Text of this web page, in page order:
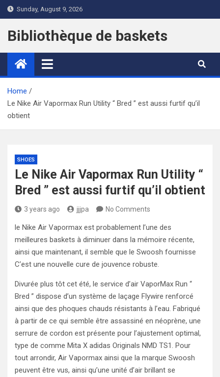
Skip
to
content
Sunday, August 9, 2026
Bibliothèque de baskets
Home
Le Nike Air Vapormax Run Utility “ Bred ” est aussi furtif qu’il
obtient
SHOES
Le Nike Air Vapormax Run Utility “
Bred ” est aussi furtif qu’il obtient
3 years ago jjjpa No Comments
le Nike Air Vapormax est probablement l’une des
meilleures baskets à diminuer dans la mémoire récente,
ainsi que maintenant, il semble que le Swoosh fournisse
C’est une nouvelle cure de jouvence robuste.
Divurée plus tôt cet été, le service d’air VaporMax Run “
Bred ” dispose d’un système de laçage Flywire renforcé
ainsi que des phoques chauds résistants à l’eau. Fabriqué
à partir de ce qui semble être assassiné en néoprène, une
serrure de cordon est présente pour l’ajustement optimal,
type de comme Mita X adidas Originals NMD TS1. Pour
tout arrondir, Air Vapormax ainsi que la marque Swoosh
peuvent être vus, ainsi qu’une unité d’air brillant se